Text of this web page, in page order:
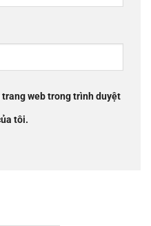
web trong trình duyệt
tôi.